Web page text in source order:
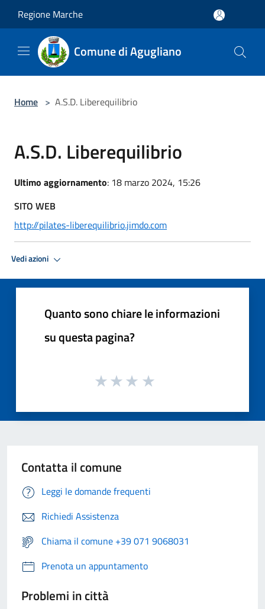
Regione Marche
Comune di Agugliano
Home > A.S.D. Liberequilibrio
A.S.D. Liberequilibrio
Ultimo aggiornamento: 18 marzo 2024, 15:26
SITO WEB
http://pilates-liberequilibrio.jimdo.com
Vedi azioni
Quanto sono chiare le informazioni
su questa pagina?
Contatta il comune
Leggi le domande frequenti
Richiedi Assistenza
Chiama il comune +39 071 9068031
Prenota un appuntamento
Problemi in città